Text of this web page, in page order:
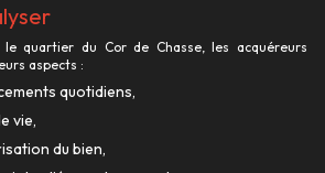
le quartier du Cor de Chasse, les acquéreurs
aspects :
quotidiens,
vie,
du bien,